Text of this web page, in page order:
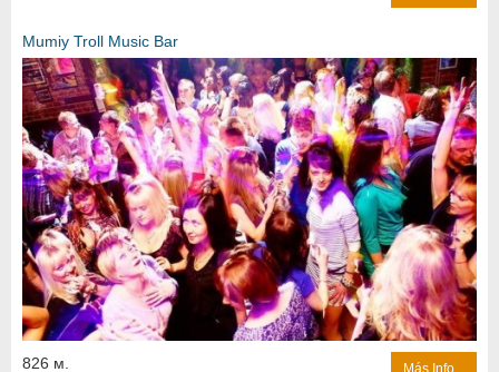
Mumiy Troll Music Bar
826 м. Más Info...